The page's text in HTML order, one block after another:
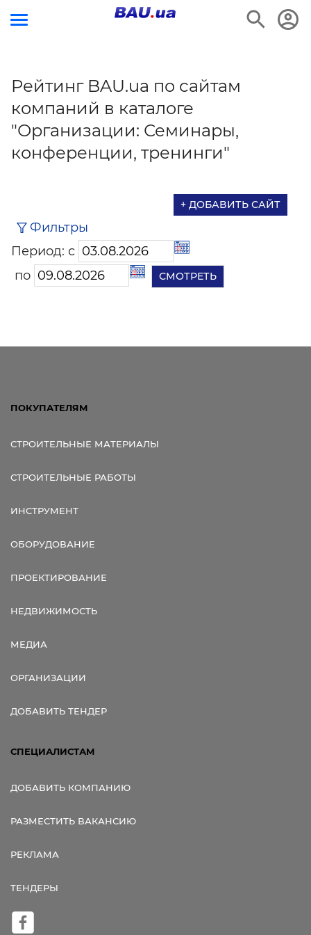
Рейтинг BAU.ua по сайтам
компаний в каталоге
"Организации: Семинары,
конференции, тренинги"
+ ДОБАВИТЬ САЙТ
Фильтры
Период: с
по
ПОКУПАТЕЛЯМ
СТРОИТЕЛЬНЫЕ МАТЕРИАЛЫ
СТРОИТЕЛЬНЫЕ РАБОТЫ
ИНСТРУМЕНТ
ОБОРУДОВАНИЕ
ПРОЕКТИРОВАНИЕ
НЕДВИЖИМОСТЬ
МЕДИА
ОРГАНИЗАЦИИ
ДОБАВИТЬ ТЕНДЕР
СПЕЦИАЛИСТАМ
ДОБАВИТЬ КОМПАНИЮ
РАЗМЕСТИТЬ ВАКАНСИЮ
РЕКЛАМА
ТЕНДЕРЫ